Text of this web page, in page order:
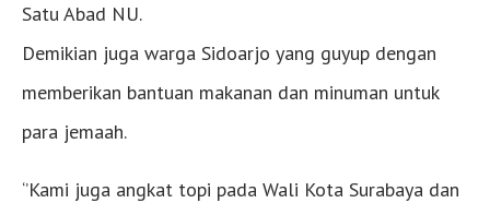
Satu Abad NU.
Demikian juga warga Sidoarjo yang guyup dengan
memberikan bantuan makanan dan minuman untuk
para jemaah.
‘’Kami juga angkat topi pada Wali Kota Surabaya dan